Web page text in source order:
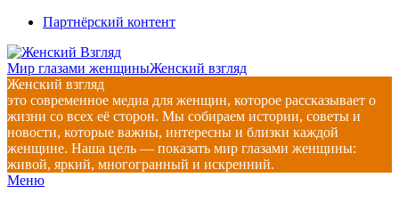
Перейти
содержимому
Партнёрский контент
Мир глазами женщиныЖенский взгляд
Женский взгляд
это современное медиа для женщин, которое рассказывает о
жизни со всех её сторон. Мы собираем истории, советы и
новости, которые важны, интересны и близки каждой
женщине. Наша цель — показать мир глазами женщины:
живой, яркий, многогранный и искренний.
Главное
Меню